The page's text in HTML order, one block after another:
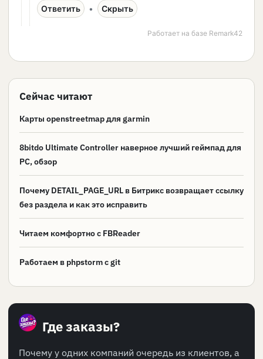
Сейчас читают
Карты openstreetmap для garmin
8bitdo Ultimate Controller наверное лучший геймпад для
PC, обзор
Почему DETAIL_PAGE_URL в Битрикс возвращает ссылку
без раздела и как это исправить
Читаем комфортно с FBReader
Работаем в phpstorm с git
Где заказы?
Почему у одних компаний очередь из клиентов, а